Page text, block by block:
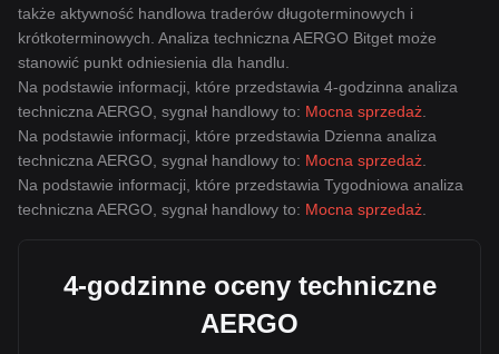
także aktywność handlowa traderów długoterminowych i
krótkoterminowych. Analiza techniczna AERGO Bitget może
stanowić punkt odniesienia dla handlu.
Na podstawie informacji, które przedstawia 4-godzinna analiza
techniczna AERGO, sygnał handlowy to: Mocna sprzedaż
Na podstawie informacji, które przedstawia Dzienna analiza
techniczna AERGO, sygnał handlowy to: Mocna sprzedaż
Na podstawie informacji, które przedstawia Tygodniowa analiza
techniczna AERGO, sygnał handlowy to: Mocna sprzedaż
4-godzinne oceny techniczne
AERGO